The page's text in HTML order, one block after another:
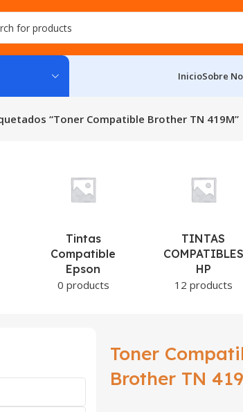
InicioSobre
“Toner Compatible Brother TN 419M”
Tintas
Compatible
Epson
0 products
TINTAS
COMPATIBLES
HP
12 products
Toner
Brother TN